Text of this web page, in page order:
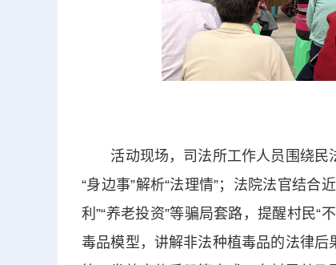
活动现场，司法所工作人员围绕民
“身边事”解析“法理情”；法院法官结
利”“养老投资”等骗局套路，提醒村民
毒品模型，讲解非法种植毒品的法律后